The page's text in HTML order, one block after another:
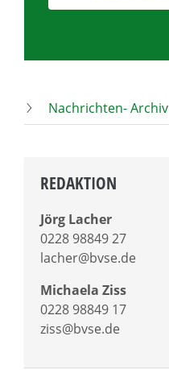
Nachrichten- Archiv
REDAKTION
Jörg Lacher
0228 98849 27
lacher@bvse.de
Michaela Ziss
0228 98849 17
ziss@bvse.de